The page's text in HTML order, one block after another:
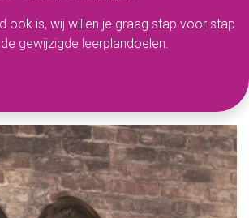
ook is, wij willen je graag stap voor stap
gewijzigde leerplandoelen.